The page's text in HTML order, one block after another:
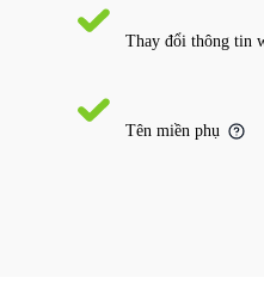
Thay đổi thông tin
Tên miền phụ